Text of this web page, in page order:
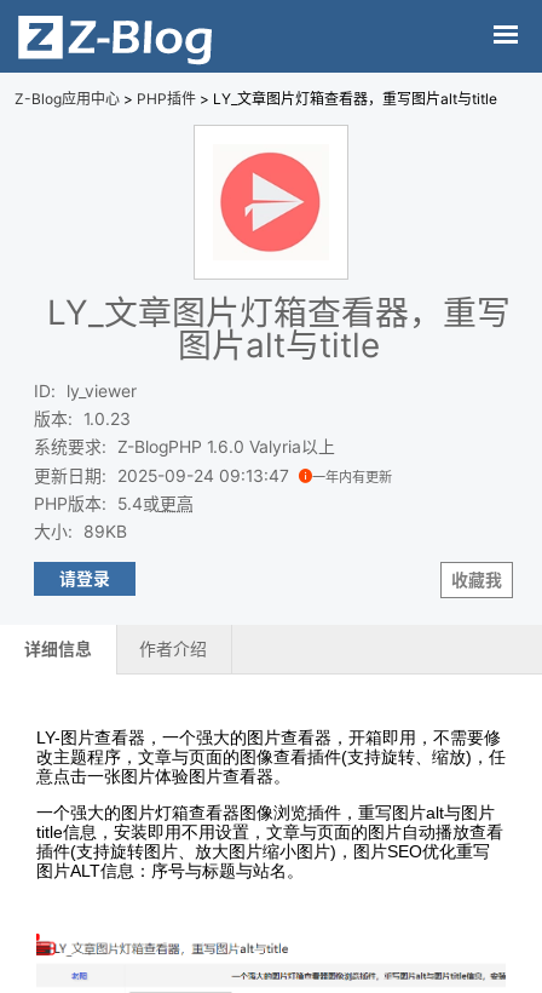
Z-Blog应用中心 > PHP插件 > LY_文章图片灯箱查看器，重写图片alt与title
LY_文章图片灯箱查看器，重写
图片alt与title
ID:
ly_viewer
版本:
1.0.23
系统要求:
Z-BlogPHP 1.6.0 Valyria以上
更新日期: 2025-09-24 09:13:47 一年内有更新
PHP版本: 5.4或更高
大小: 89KB
收藏我
请登录
详细信息 作者介绍
LY-图片查看器，一个强大的图片查看器，开箱即用，不需要修
改主题程序，文章与页面的图像查看插件(支持旋转、缩放)，任
意点击一张图片体验图片查看器。
一个强大的图片灯箱查看器图像浏览插件，重写图片alt与图片
title信息，安装即用不用设置，文章与页面的图片自动播放查看
插件(支持旋转图片、放大图片缩小图片)，图片SEO优化重写
图片ALT信息：序号与标题与站名。